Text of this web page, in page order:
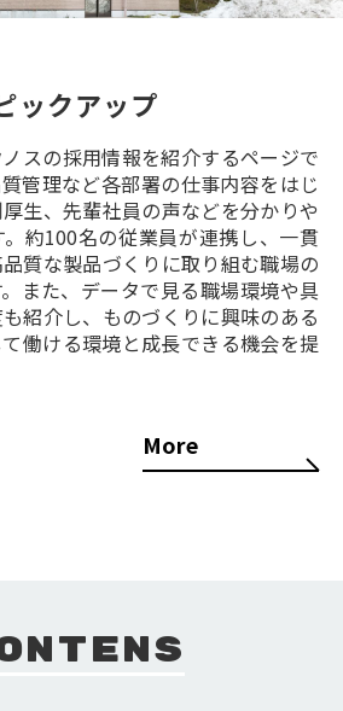
ックアップ
スの採用情報を紹介するページで
管理など各部署の仕事内容をはじ
生、先輩社員の声などを分かりや
約100名の従業員が連携し、一貫
質な製品づくりに取り組む職場の
また、データで見る職場環境や具
紹介し、ものづくりに興味のある
働ける環境と成長できる機会を提
More